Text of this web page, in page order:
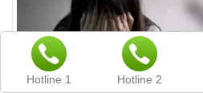
Hotline 1 Hotline 2